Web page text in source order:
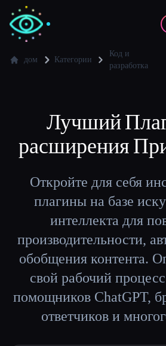
Разработчики 📈
Сравнить инструменты
дом Категории
Код и
разработка
Лучший
расширения
Откройте для себя
плагины на базе
интеллекта для
производительности,
обобщения контента.
свой рабочий
помощников ChatGPT,
ответчиков и